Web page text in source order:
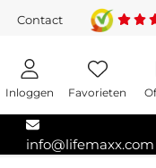
Contact
Inloggen Favorieten
info@lifemaxx.com